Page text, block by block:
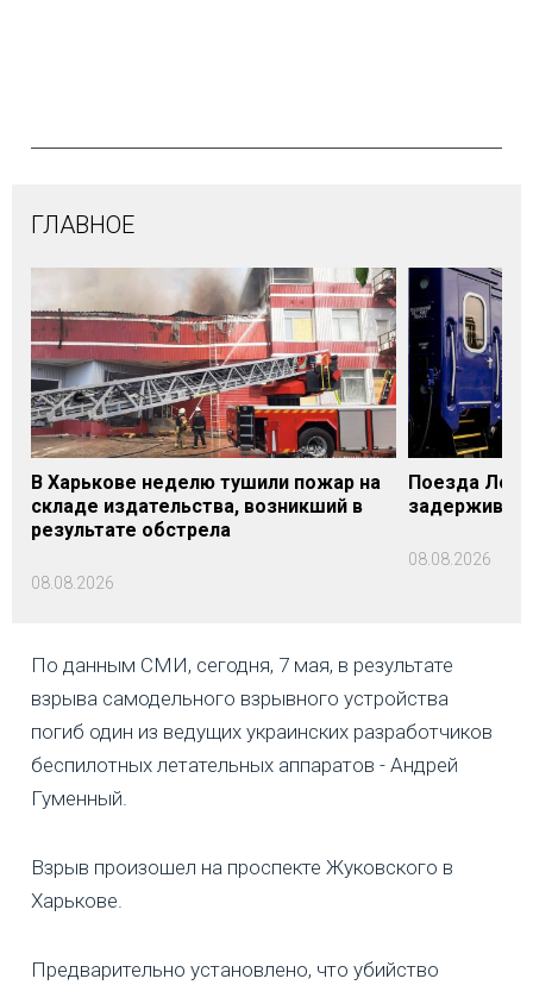
ГЛАВНОЕ
В Харькове неделю тушили пожар на
складе издательства, возникший в
результате обстрела
08.08.2026
Поезда
08.08.2026
По данным СМИ, сегодня, 7 мая, в результате
взрыва самодельного взрывного устройства
погиб один из ведущих украинских разработчиков
беспилотных летательных аппаратов - Андрей
Гуменный.
Взрыв произошел на проспекте Жуковского в
Харькове.
Предварительно установлено, что убийство